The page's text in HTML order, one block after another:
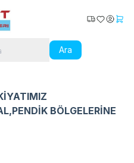
Ara
Kargo Takip
Favorilerim
BÖLGELERİNE